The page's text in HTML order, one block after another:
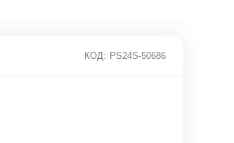
КОД: PS24S-50686